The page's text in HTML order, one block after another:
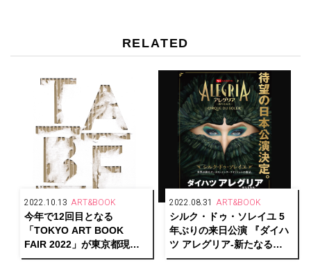
RELATED
2022.10.13 ART&BOOK
今年で12回目となる
「TOKYO ART BOOK
FAIR 2022」が東京都現代
美術館で開催！
2022.08.31 ART&BOOK
シルク・ドゥ・ソレイユ 5
年ぶりの来日公演 『ダイハ
ツ アレグリア-新たなる
光-』が東京・大阪で開催決